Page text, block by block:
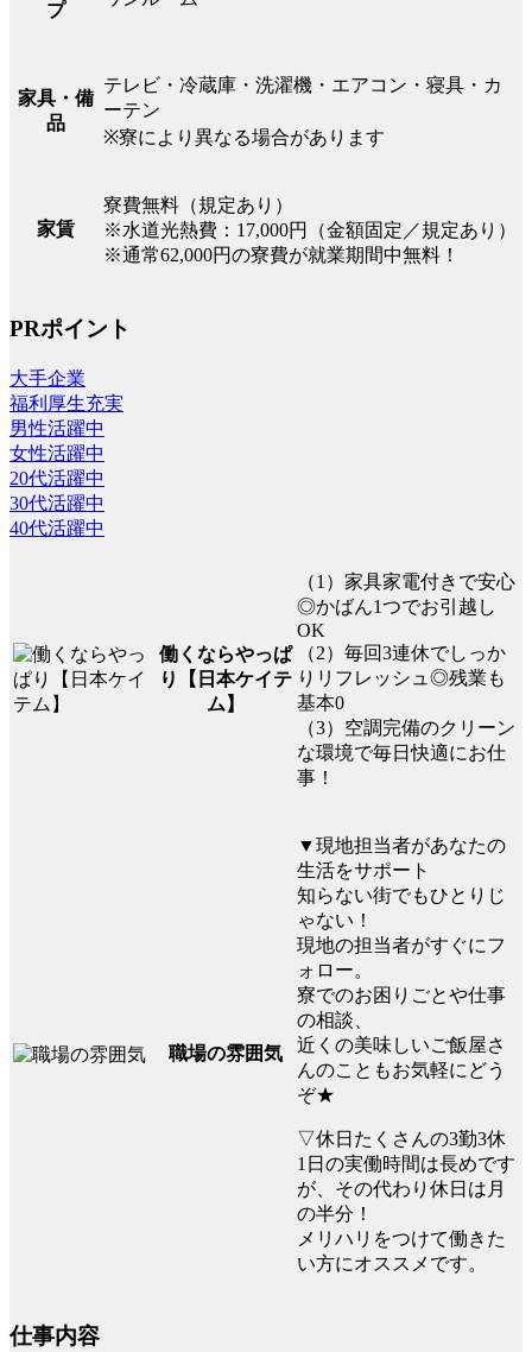
プ
家具・備
品
テレビ・冷蔵庫・洗濯機・エアコン・寝具・カ
ーテン
※寮により異なる場合があります
家賃
寮費無料（規定あり）
※水道光熱費：17,000円（金額固定／規定あり）
※通常62,000円の寮費が就業期間中無料！
PRポイント
大手企業
福利厚生充実
男性活躍中
女性活躍中
20代活躍中
30代活躍中
40代活躍中
働くならやっぱ
り【日本ケイテ
ム】
（1）家具家電付きで安心
◎かばん1つでお引越し
OK
（2）毎回3連休でしっか
りリフレッシュ◎残業も
基本0
（3）空調完備のクリーン
な環境で毎日快適にお仕
事！
職場の雰囲気
▼現地担当者があなたの
生活をサポート
知らない街でもひとりじ
ゃない！
現地の担当者がすぐにフ
ォロー。
寮でのお困りごとや仕事
の相談、
近くの美味しいご飯屋さ
んのこともお気軽にどう
ぞ★
▽休日たくさんの3勤3休
1日の実働時間は長めです
が、その代わり休日は月
の半分！
メリハリをつけて働きた
い方にオススメです。
仕事内容